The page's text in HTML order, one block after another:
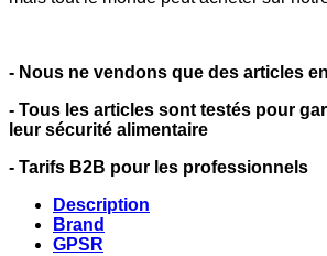
- Nous ne vendons que des articles
- Tous les articles sont testés pour
leur sécurité alimentaire
- Tarifs B2B pour les professionnels
Description
Brand
GPSR